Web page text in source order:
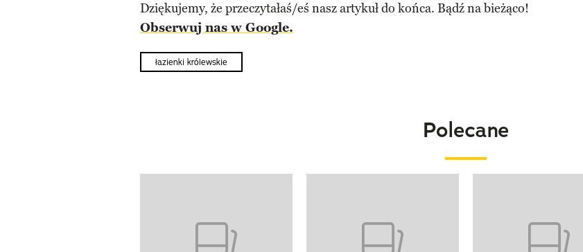
Dziękujemy, że przeczytałaś/eś nasz artykuł do końca. Bądź na bieżąco!
Obserwuj nas w Google.
łazienki królewskie
Polecane
previous element